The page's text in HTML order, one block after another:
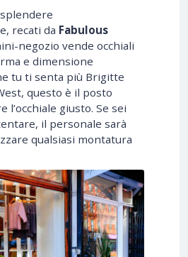
recati da Fabulous
negozio vende occhiali
e dimensione
tu ti senta più Brigitte
questo è il posto
l’occhiale giusto. Se sei
il personale sarà
qualsiasi montatura